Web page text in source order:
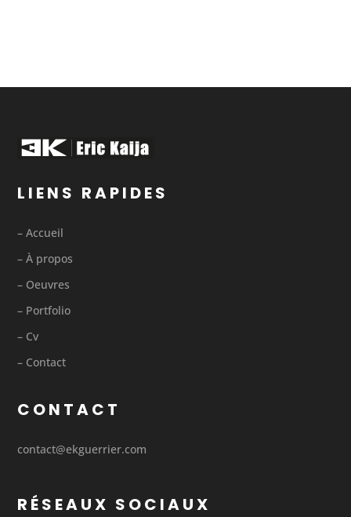
LIENS RAPIDES
– Accueil
– À propos
– Oeuvres
– Portfolio
– Cv
– Contact
CONTACT
contact@ekguerrier.com
RÉSEAUX SOCIAUX